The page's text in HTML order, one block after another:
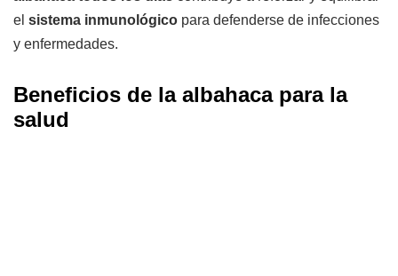
el sistema inmunológico para defenderse de infecciones
y enfermedades.
Beneficios de la albahaca para la
salud